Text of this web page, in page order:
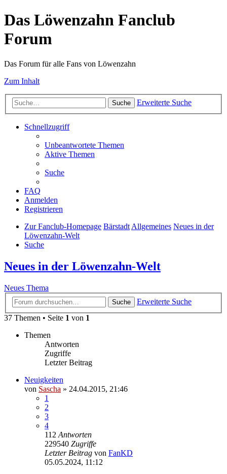
Das Löwenzahn Fanclub
Forum
Das Forum für alle Fans von Löwenzahn
Zum Inhalt
Suche Erweiterte Suche
Schnellzugriff
Unbeantwortete Themen
Aktive Themen
Suche
FAQ
Anmelden
Registrieren
Zur Fanclub-Homepage BärstadtAllgemeines Neues in der
Löwenzahn-Welt
Suche
Neues in der Löwenzahn-Welt
Neues Thema
Suche
Erweiterte Suche
37 Themen • Seite 1 von 1
Themen
Antworten
Zugriffe
Letzter Beitrag
Neuigkeiten
von Sascha » 24.04.2015, 21:46
1
2
3
4
112 Antworten
229540 Zugriffe
Letzter Beitrag von FanKD
05.05.2024, 11:12